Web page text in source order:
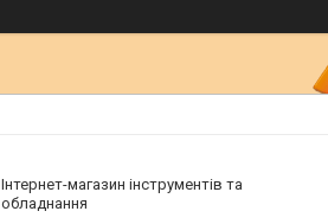
Інтернет-магазин інструментів та
обладнання